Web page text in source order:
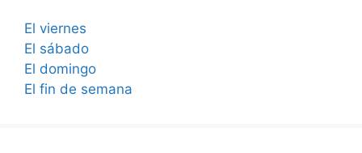
El viernes
El sábado
El domingo
El fin de semana